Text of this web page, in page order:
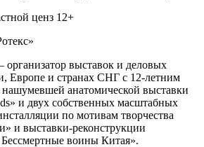
ценз 12+
выставок и деловых
Европе и странах СНГ с 12-летним
анатомической выставки
и двух собственных масштабных
по мотивам творчества
и выставки-реконструкции
Бессмертные воины Китая».